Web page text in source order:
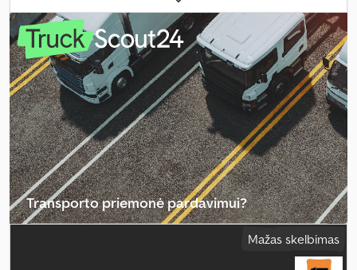
retarderis, vairuotojo kabina:miegamoji kabina, pavaros tipas:
automatinis , emisijos klasė:Euro 6 , pakaba: oras
, bendras ilgis:
10 400 mm, bendras plotis:2 550 mm, Gamybos metai: 2019,
Įranga:borto kompiuteris, centrinis užraktas, diferencialo
užraktas, elektrinis langų reguliavimas, elektriškai
reguliuojamas veidrodis, kruizo kontrolė, oro kondicionavimas,
retarderis, sėdynės šildytuvas,
Transporto priemonė pardavimui?
Mažas skelbimas